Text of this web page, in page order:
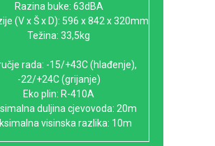
Razina buke: 63dBA
(V x Š x D): 596 x 842 x 320mm
Težina: 33,5kg
rada: -15/+43C (hlađenje),
-22/+24C (grijanje)
Eko plin: R-410A
duljina cjevovoda: 20m
visinska razlika: 10m